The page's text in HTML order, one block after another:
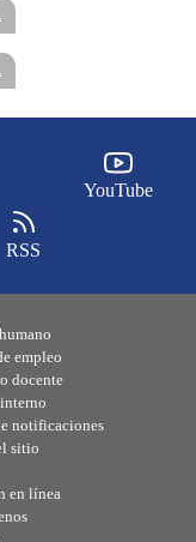
YouTube
RSS
empleo
docente
notificaciones
sitio
en línea